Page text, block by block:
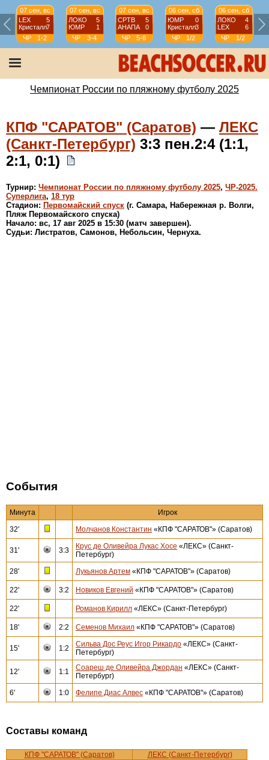
07 сен, вс
LEX
5
Кристалл7
ЧР
1-2
07 сен, вс
ЛОКО
5
ЮМР
1
ЧР
3-4
07 сен, вс
СРТВ
5
АНАПА
0
ЧР
5-6
06 сен, сб
ЮМР
0
Кристалл3
ЧР
1/2
06 сен, сб
ЛОКО
4
LEX
6
ЧР
1/2
Чемпионат России по пляжному футболу 2025
КПФ "САРАТОВ" (Саратов) — ЛЕКС
(Санкт-Петербург) 3:3 пен.2:4 (1:1,
2:1, 0:1)
Турнир: Чемпионат России по пляжному футболу 2025, ЧР-2025.
Суперлига, 18 тур
Стадион: Первомайский спуск (г. Самара, Набережная р. Волги,
Пляж Первомайского спуска)
Начало: вс, 17 авг 2025 в 15:30 (матч завершен).
Судьи: Листратов, Самонов, Небольсин, Чернуха.
События
Минута
Игрок
32'
Молчанов Константин «КПФ "САРАТОВ"» (Саратов)
31' 3:3 Крус де Оливейра Лукас Хосе «ЛЕКС» (Санкт-
Петербург)
28'
Лукьянов Артем «КПФ "САРАТОВ"» (Саратов)
22' 3:2 Новиков Евгений «КПФ "САРАТОВ"» (Саратов)
22' Романов Кирилл «ЛЕКС» (Санкт-Петербург)
18' 2:2 Семенов Михаил «КПФ "САРАТОВ"» (Саратов)
15' 1:2 Сильва Дос Реус Игор Рикардо «ЛЕКС» (Санкт-
Петербург)
12' 1:1 Соареш де Оливейра Джордан «ЛЕКС» (Санкт-
Петербург)
6'
1:0 Фелипе Диас Алвес «КПФ "САРАТОВ"» (Саратов)
Составы команд
КПФ "САРАТОВ" (Саратов)
ЛЕКС (Санкт-Петербург)